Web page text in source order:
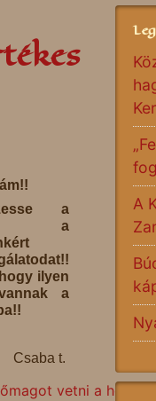
a
a
ilyen
a
Csaba t.
vetni a
A